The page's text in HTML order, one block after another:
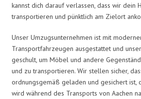
kannst dich darauf verlassen, dass wir dein
transportieren und pünktlich am Zielort
Unser Umzugsunternehmen ist mit
Transportfahrzeugen ausgestattet und
geschult, um Möbel und andere
und zu transportieren. Wir stellen sicher,
ordnungsgemäß geladen und gesichert ist,
wird während des Transports von Aachen